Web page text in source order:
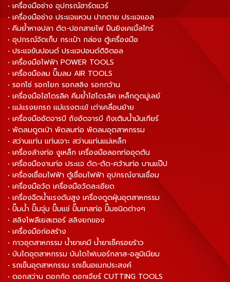
• เครื่องมือช่าง อุปกรณ์ฮาร์ดแวร์
• เครื่องมือช่าง ประแจแหวน ปากตาย ประแจแอล
• คีมย้ำหางปลา ตัด-ปอกสายไฟ ปืนยิงเคเบิ้ลไทร์
• อุปกรณ์จัดเก็บ กระเป๋า กล่อง ตู้เครื่องมือ
• ประแจขันปอนด์ ประแจปอนด์ดิจิตอล
• เครื่องมือไฟฟ้า POWER TOOLS
• เครื่องมือลม ปั๊มลม AIR TOOLS
• รอกโซ่ รอกโยก รอกสลิง รอกกว้าน
• เครื่องมือไฮโดรลิค คีมย้ำไฮโดรลิค เหล็กดูดมู่เลย์
• แม่แรงยกรถ แม่แรงตะเข้ เต่าเคลื่อนย้าย
• เครื่องมืออัดจารบี ถังอัดจารบี ถังเติมน้ำมันเกียร์
• พัดลมดูดเป่า พัดลมท่อ พัดลมอุตสาหกรรม
• สว่านแท่น แท่นเจาะ สว่านแท่นแม่เหล็ก
• เครื่องล้างท่อ งูเหล็ก เครื่องมือลอกท่ออุดตัน
• เครื่องมืองานท่อ ประแจ ดัด-ตัด-คว้านท่อ บานแป๊ป
• เครื่องเชื่อมไฟฟ้า ตู้เชื่อมไฟฟ้า อุปกรณ์งานเชื่อม
• เครื่องมือวัด เครื่องมือวัดละเอียด
• เครื่องฉีดน้ำแรงดันสูง เครื่องดูดฝุ่นอุตสาหกรรม
• ปั๊มน้ำ ปั๊มจุ่ม ปั๊มแช่ ปั๊มเทสท่อ ปั๊มชนิดต่างๆ
• สลิงโพลีเยสเตอร์ สลิงยกของ
• เครื่องมือก่อสร้าง
• กาวอุตสาหกรรม น้ำยาเคมี น้ำยาเช็ครอยร้าว
• บันไดอุตสาหกรรม บันไดไฟเบอร์กลาส-อลูมิเนียม
• รถเข็นอุตสาหกรรม รถเข็นอเนกประสงค์
• ดอกสว่าน ดอกกัด ดอกเจียร์ CUTTING TOOLS